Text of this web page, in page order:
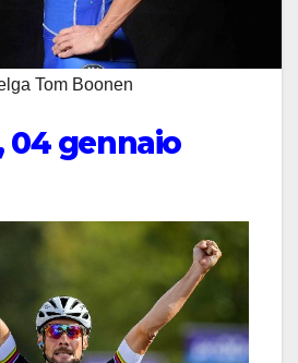
Tom Boonen
04 gennaio